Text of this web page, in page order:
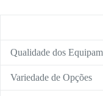
Qualidade dos
Variedade de Opções